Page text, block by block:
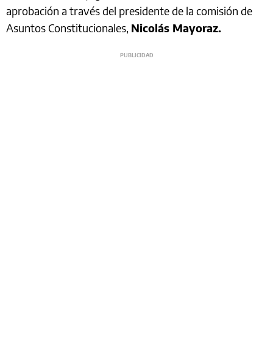
aprobación a través del presidente de la comisión de
Asuntos Constitucionales, Nicolás Mayoraz.